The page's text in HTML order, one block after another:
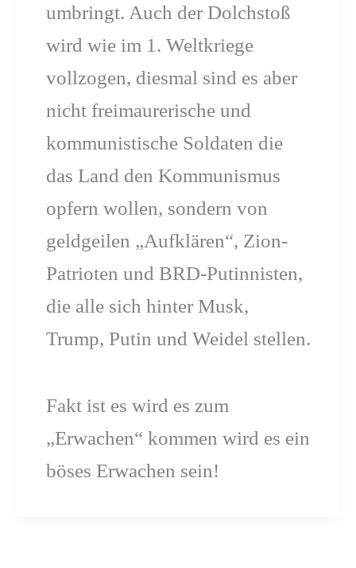
umbringt. Auch der Dolchstoß
wird wie im 1. Weltkriege
vollzogen, diesmal sind es aber
nicht freimaurerische und
kommunistische Soldaten die
das Land den Kommunismus
opfern wollen, sondern von
geldgeilen „Aufklären“, Zion-
Patrioten und BRD-Putinnisten,
die alle sich hinter Musk,
Trump, Putin und Weidel stellen.
Fakt ist es wird es zum
„Erwachen“ kommen wird es ein
böses Erwachen sein!